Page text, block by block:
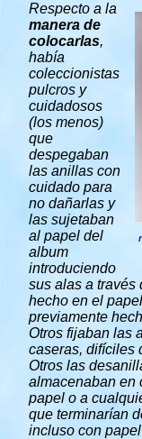
Respecto a la
manera de
colocarlas,
había
coleccionistas
pulcros y
cuidadosos
(los menos)
que
despegaban
las anillas con
cuidado para
no dañarlas y
las sujetaban
al papel del
album
introduciendo
sus alas a través
hecho en el
previamente
Otros fijaban las
caseras, difíciles
Otros las
almacenaban en
papel o a
que terminarían
incluso con